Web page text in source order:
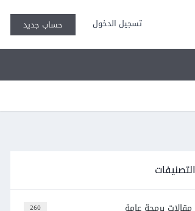
تسجيل الدخول حساب جديد
التصنيفات
260